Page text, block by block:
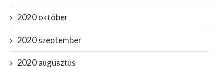
2020 október
2020 szeptember
2020 augusztus